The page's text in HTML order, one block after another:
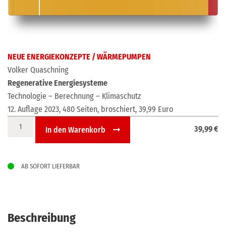
NEUE ENERGIEKONZEPTE / WÄRMEPUMPEN
Volker Quaschning
Regenerative Energiesysteme
Technologie – Berechnung – Klimaschutz
12. Auflage 2023, 480 Seiten, broschiert, 39,99 Euro
39,99€
Regenerative
Energiesysteme
In den Warenkorb
AB SOFORT LIEFERBAR
Beschreibung